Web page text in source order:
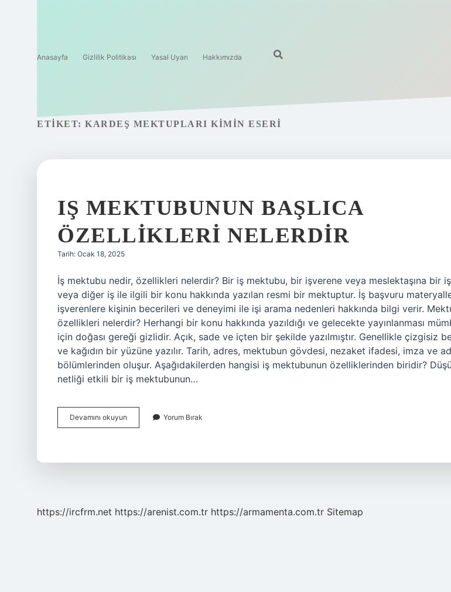
Anasayfa Gizlilik Politikası Yasal Uyarı Hakkımızda
ETIKET: KARDEŞ MEKTUPLARI KIMIN ESERI
IŞ MEKTUBUNUN BAŞLICA
ÖZELLIKLERI NELERDIR
Tarih: Ocak 18, 2025
İş mektubu nedir, özellikleri nelerdir? Bir iş mektubu, bir işverene veya meslektaşına bir
veya diğer iş ile ilgili bir konu hakkında yazılan resmi bir mektuptur. İş başvuru
işverenlere kişinin becerileri ve deneyimi ile işi arama nedenleri hakkında bilgi verir.
özellikleri nelerdir? Herhangi bir konu hakkında yazıldığı ve gelecekte yayınlanması
için doğası gereği gizlidir. Açık, sade ve içten bir şekilde yazılmıştır. Genellikle çizgisiz
ve kağıdın bir yüzüne yazılır. Tarih, adres, mektubun gövdesi, nezaket ifadesi, imza ve
bölümlerinden oluşur. Aşağıdakilerden hangisi iş mektubunun özelliklerinden biridir?
netliği etkili bir iş mektubunun…
Devamını okuyun
Mektubunun
Yorum Bırak
https://ircfrm.net https://arenist.com.tr https://armamenta.com.tr Sitemap